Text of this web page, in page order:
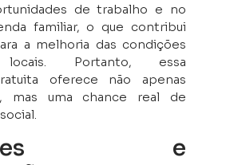
de trabalho e no
familiar, o que contribui
a melhoria das condições
locais. Portanto, essa
oferece não apenas
mas uma chance real de
e